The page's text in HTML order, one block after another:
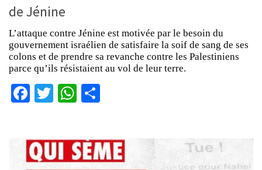
de Jénine
L’attaque contre Jénine est motivée par le besoin du
gouvernement israélien de satisfaire la soif de sang de ses
colons et de prendre sa revanche contre les Palestiniens
parce qu’ils résistaient au vol de leur terre.
Facebook
TwitterWhatsApp